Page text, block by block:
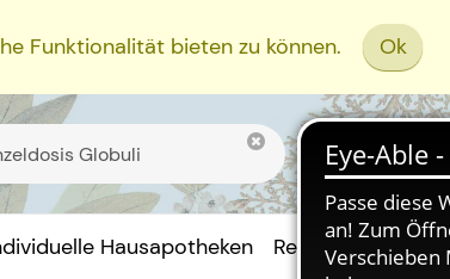
Funktionalität bieten zu können. Ok
Hausapotheken Rezept Einreichen